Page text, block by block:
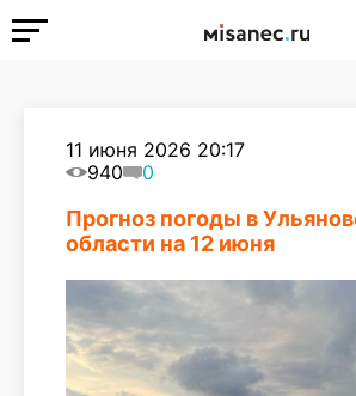
11 июня 2026 20:17
940
0
Прогноз погоды в
области на 12 июня